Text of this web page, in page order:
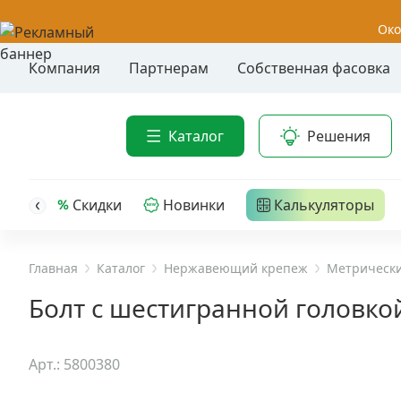
Компания Партнерам Собственная фасовка
Каталог Решения
Распродажа
Уценка
головкой
трех-
Скидки Новинки Калькуляторы
Главная Каталог Нержавеющий крепеж
Болт с шестигранной
Арт.: 5800380